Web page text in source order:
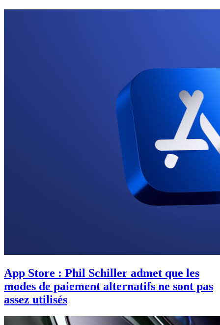
App Store : Phil Schiller admet que les
modes de paiement alternatifs ne sont pas
assez utilisés